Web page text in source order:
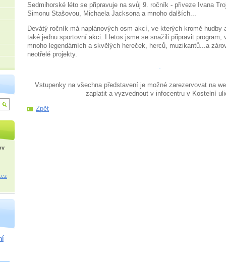
Sedmihorské léto se připravuje na svůj 9. ročník - přiveze Ivana
Simonu Stašovou, Michaela Jacksona a mnoho dalších...
Devátý ročník má naplánových osm akcí, ve kterých kromě hudby
také jednu sportovní akci. I letos jsme se snažili připravit program,
mnoho legendárních a skvělých hereček, herců, muzikantů...a
neotřelé projekty.
Vstupenky na všechna představení je možné zarezervovat na
zaplatit a vyzvednout v infocentru v Kostelní
Zpět
.cz